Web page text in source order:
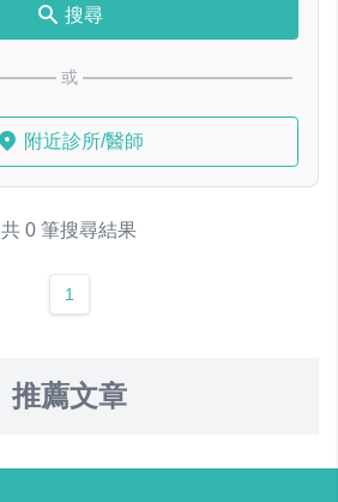
搜尋
或
附近診所/醫師
共 0 筆搜尋結果
1
推薦文章